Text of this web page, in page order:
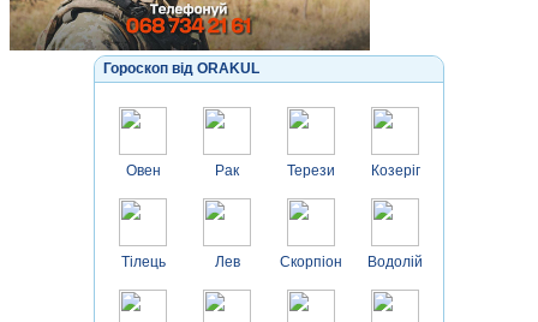
Гороскоп від ORAKUL
Овен
Тілець
Рак
Лев
Терези
Скорпіон
Козеріг
Водолій